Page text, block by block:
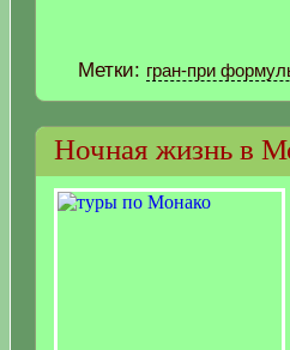
Метки: гран-при
Ночная жизнь в